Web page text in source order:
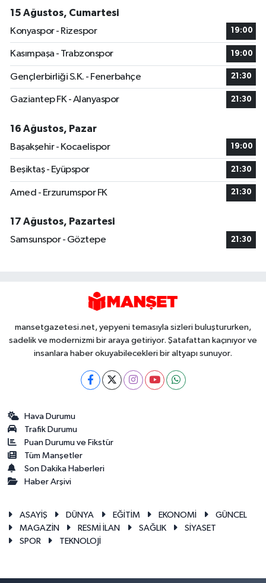
15 Ağustos, Cumartesi
Konyaspor - Rizespor
19:00
Kasımpaşa - Trabzonspor 19:00
Gençlerbirliği S.K. - Fenerbahçe 21:30
Gaziantep FK - Alanyaspor 21:30
16 Ağustos, Pazar
Başakşehir - Kocaelispor
19:00
Beşiktaş - Eyüpspor 21:30
Amed - Erzurumspor FK 21:30
17 Ağustos, Pazartesi
Samsunspor - Göztepe
21:30
mansetgazetesi.net, yepyeni temasıyla sizleri buluştururken,
sadelik ve modernizmi bir araya getiriyor. Şatafattan kaçınıyor ve
insanlara haber okuyabilecekleri bir altyapı sunuyor.
Hava Durumu
Trafik Durumu
Puan Durumu ve Fikstür
Tüm Manşetler
Son Dakika Haberleri
Haber Arşivi
ASAYİŞ DÜNYA EĞİTİM EKONOMİ
GÜNCEL
MAGAZİN
RESMİ İLAN SAĞLIK
SİYASET
SPOR
TEKNOLOJİ